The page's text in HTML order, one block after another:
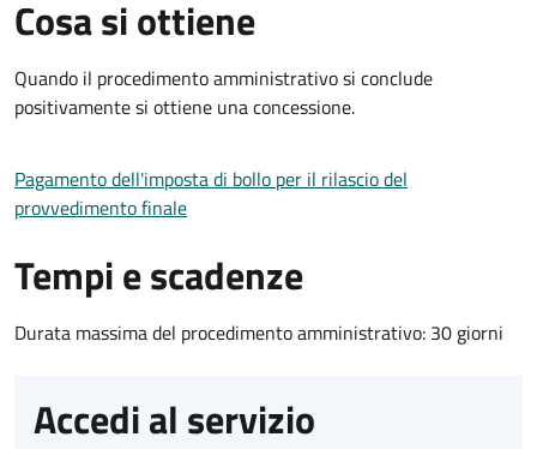
Cosa si ottiene
Quando il procedimento amministrativo si conclude
positivamente si ottiene una concessione.
Pagamento dell'imposta di bollo per il rilascio del
provvedimento finale
Tempi e scadenze
Durata massima del procedimento amministrativo: 30 giorni
Accedi al servizio